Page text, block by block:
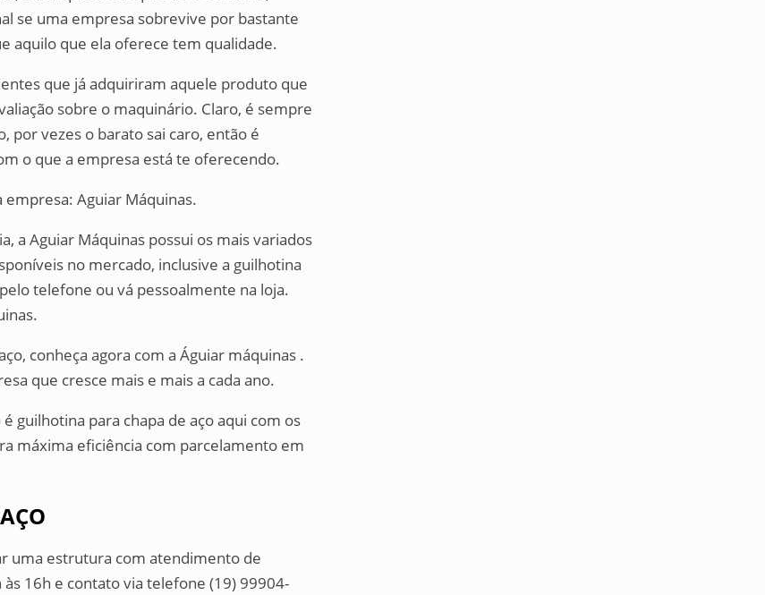
se uma empresa sobrevive por bastante
aquilo que ela oferece tem qualidade.
que já adquiriram aquele produto que
sobre o maquinário. Claro, é sempre
por vezes o barato sai caro, então é
o que a empresa está te oferecendo.
empresa: Aguiar Máquinas.
a Aguiar Máquinas possui os mais variados
no mercado, inclusive a guilhotina
telefone ou vá pessoalmente na loja.
conheça agora com a Águiar máquinas .
que cresce mais e mais a cada ano.
guilhotina para chapa de aço aqui com os
máxima eficiência com parcelamento em
uma estrutura com atendimento de
16h e contato via telefone (19) 99904-